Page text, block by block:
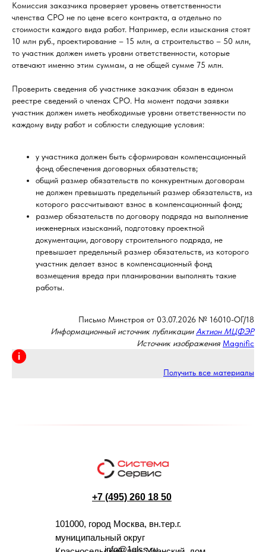
Комиссия заказчика проверяет уровень ответственности
членства СРО не по цене всего контракта, а отдельно по
стоимости каждого вида работ. Например, если изыскания стоят
10 млн руб., проектирование – 15 млн, а строительство – 50 млн,
то участник должен иметь уровни ответственности, которые
отвечают именно этим суммам, а не общей сумме 75 млн.
Проверить сведения об участнике заказчик обязан в едином
реестре сведений о членах СРО. На момент подачи заявки
участник должен иметь необходимые уровни ответственности по
каждому виду работ и соблюсти следующие условия:
у участника должен быть сформирован компенсационный
фонд обеспечения договорных обязательств;
общий размер обязательств по конкурентным договорам
не должен превышать предельный размер обязательств, из
которого рассчитывают взнос в компенсационный фонд;
размер обязательств по договору подряда на выполнение
инженерных изысканий, подготовку проектной
документации, договору строительного подряда, не
превышает предельный размер обязательств, из которого
участник делает взнос в компенсационный фонд
возмещения вреда при планировании выполнять такие
работы.
Письмо Минстроя от 03.07.2026 № 16010-ОГ/18
Информационный источник публикации Актион МЦФЭР
Источник изображения Magnific
Получить все материалы
+7 (495) 260 18 50
101000, город Москва, вн.тер.г.
муниципальный округ
info@1glss.ru